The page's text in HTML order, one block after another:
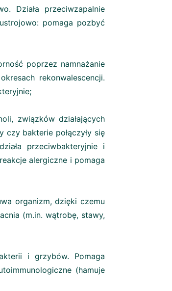
Działa przeciwzapalnie
pomaga pozbyć
poprzez namnażanie
rekonwalescencji.
związków działających
czy bakterie połączyły się
przeciwbakteryjnie i
alergiczne i pomaga
organizm, dzięki czemu
(m.in. wątrobę, stawy,
i grzybów. Pomaga
(hamuje